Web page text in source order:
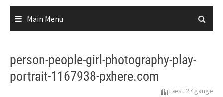
Main Menu
person-people-girl-photography-play-
portrait-1167938-pxhere.com
Læst 27 gange